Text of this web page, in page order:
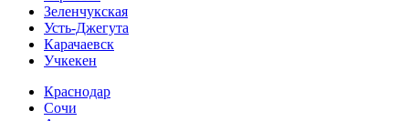
Зеленчукская
Усть-Джегута
Карачаевск
Учкекен
Краснодар
Сочи